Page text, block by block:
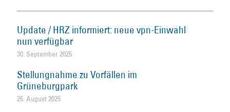
Update / HRZ informiert: neue vpn-Einwahl
nun verfügbar
30. September 2025
Stellungnahme zu Vorfällen im
Grüneburgpark
26. August 2025